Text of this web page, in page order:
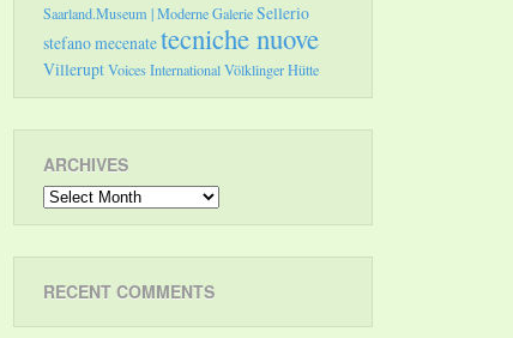
Saarland.Museum | Moderne GalerieSellerio
stefano mecenatetecniche nuove
VilleruptVoices InternationalVölklinger Hütte
ARCHIVES
Archives
RECENT COMMENTS